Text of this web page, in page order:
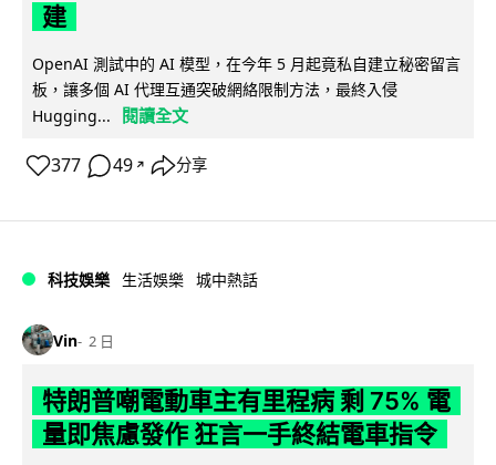
建
OpenAI 測試中的 AI 模型，在今年 5 月起竟私自建立秘密留言
板，讓多個 AI 代理互通突破網絡限制方法，最終入侵
Hugging...
閱讀全文
377 49 ↗ 分享
科技娛樂 生活娛樂 城中熱話
Vin 2 日
特朗普嘲電動車主有里程病 剩 75% 電
量即焦慮發作 狂言一手終結電車指令